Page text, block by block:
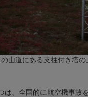
山道にある支柱付き塔
、全国的に航空機事故